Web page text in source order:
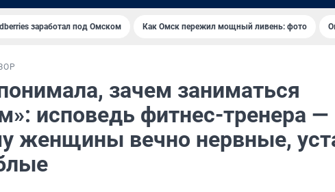
заработал под Омском Как Омск пережил мощный ливень: фото
зачем заниматься
исповедь фитнес-тренера —
женщины вечно нервные,